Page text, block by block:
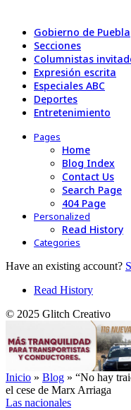
Gobierno de Puebla
Secciones
Columnistas
Expresión escrita
Especiales ABC
Deportes
Entretenimiento
Pages
Home
Blog Index
Contact Us
Search Page
404 Page
Personalized
Read History
Categories
Have an existing account?
Read History
© 2025 Glitch Creativo
Inicio » Blog » “No hay
el cese de Marx Arriaga
Las nacionales